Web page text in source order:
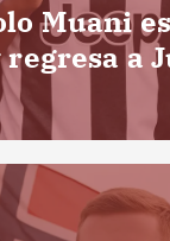
Muani
regresa a